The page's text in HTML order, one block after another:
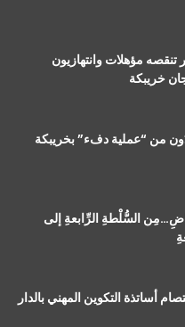
مؤهلات وانتهازيون
خريبكة
السُّلْطةِ الرِّابعةِ إلى
أساتذة التكوين المهني بالدار